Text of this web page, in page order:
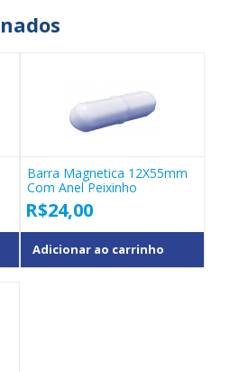
Barra Magnetica 12X55mm
Com Anel Peixinho
R$24,00
Adicionar ao carrinho